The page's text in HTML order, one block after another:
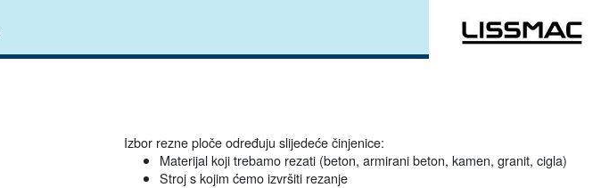
Izbor rezne ploče određuju slijedeće činjenice:
Materijal koji trebamo rezati (beton, armirani beton, kamen, granit, cigla)
Stroj s kojim ćemo izvršiti rezanje